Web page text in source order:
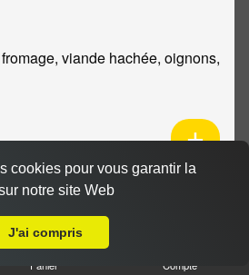
viande hachée, oignons,
Panier Compte
cookies pour vous garantir la
notre site Web
J'ai compris